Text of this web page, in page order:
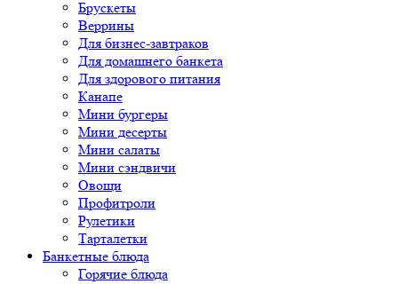
Брускеты
Веррины
Для бизнес-завтраков
Для домашнего банкета
Для здорового питания
Канапе
Мини бургеры
Мини десерты
Мини салаты
Мини сэндвичи
Овощи
Профитроли
Рулетики
Тарталетки
Банкетные блюда
Горячие блюда